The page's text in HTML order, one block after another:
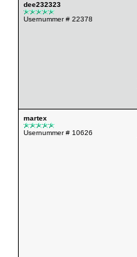
dee232323
Usernummer # 22378
martex
Usernummer # 10626